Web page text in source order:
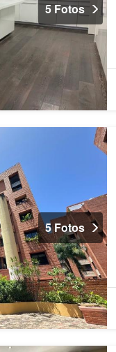
5 Fotos
5 Fotos